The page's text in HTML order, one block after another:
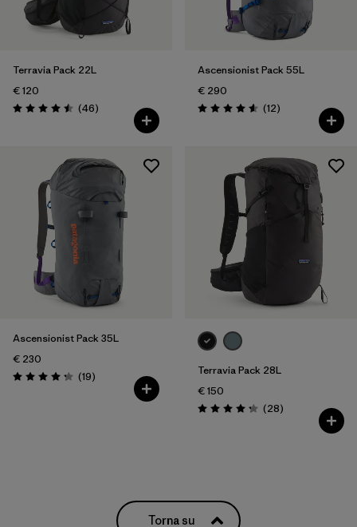
Terravia Pack 22L
€ 120
Valutazione: 4.5 / 5
(46Recensioni
)
Ascensionist Pack 55L
€ 290
Valutazione: 4.6 / 5
(12Recensioni
)
Ascensionist Pack 35L
€ 230
Valutazione: 4.3 / 5
(19Recensioni
)
Terravia Pack 28L
€ 150
Valutazione: 4.3 / 5
(28Recensioni
)
Torna su